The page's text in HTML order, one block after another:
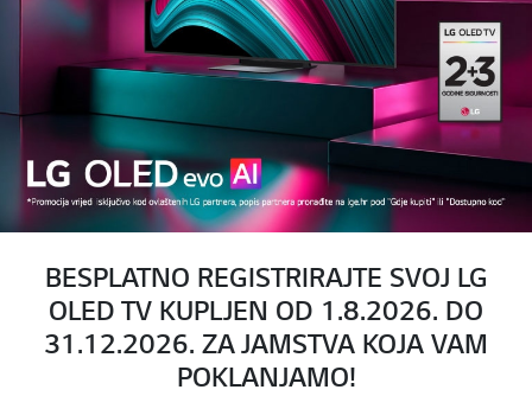
BESPLATNO REGISTRIRAJTE SVOJ LG
OLED TV KUPLJEN OD 1.8.2026. DO
31.12.2026. ZA JAMSTVA KOJA VAM
POKLANJAMO!